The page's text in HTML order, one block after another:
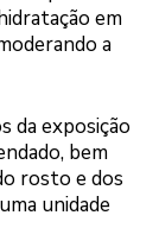
em
a
da exposição
bem
rosto e dos
unidade